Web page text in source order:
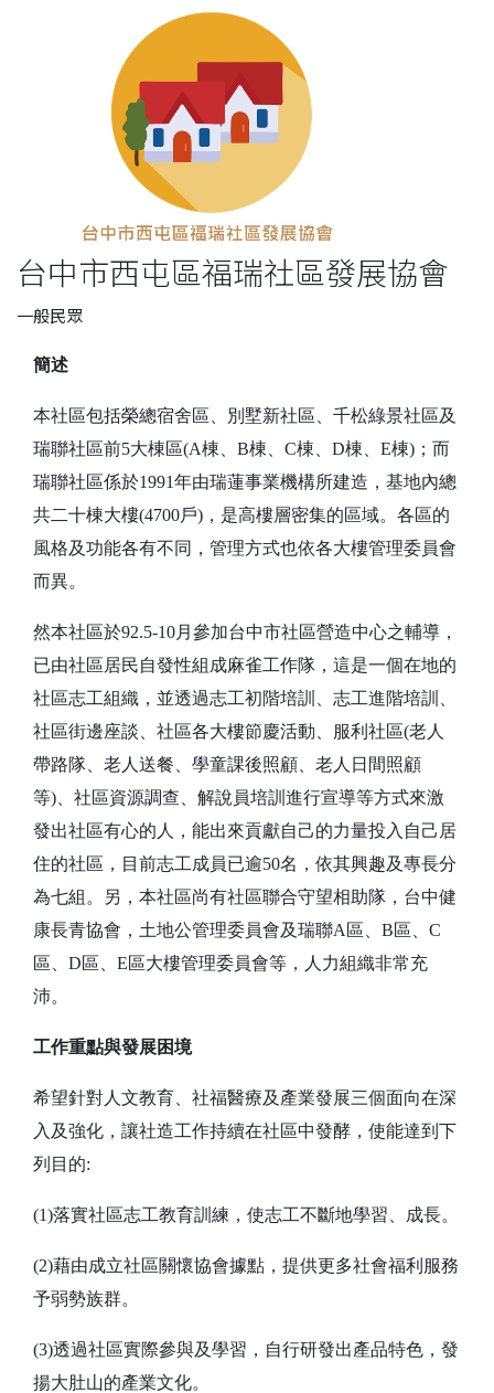
台中市西屯區福瑞社區發展協會
一般民眾
簡述
本社區包括榮總宿舍區、別墅新社區、千松綠景社區及
瑞聯社區前5大棟區(A棟、B棟、C棟、D棟、E棟)；而
瑞聯社區係於1991年由瑞蓮事業機構所建造，基地內總
共二十棟大樓(4700戶)，是高樓層密集的區域。各區的
風格及功能各有不同，管理方式也依各大樓管理委員會
而異。
然本社區於92.5-10月參加台中市社區營造中心之輔導，
已由社區居民自發性組成麻雀工作隊，這是一個在地的
社區志工組織，並透過志工初階培訓、志工進階培訓、
社區街邊座談、社區各大樓節慶活動、服利社區(老人
帶路隊、老人送餐、學童課後照顧、老人日間照顧
等)、社區資源調查、解說員培訓進行宣導等方式來激
發出社區有心的人，能出來貢獻自己的力量投入自己居
住的社區，目前志工成員已逾50名，依其興趣及專長分
為七組。另，本社區尚有社區聯合守望相助隊，台中健
康長青協會，土地公管理委員會及瑞聯A區、B區、C
區、D區、E區大樓管理委員會等，人力組織非常充
沛。
工作重點與發展困境
希望針對人文教育、社福醫療及產業發展三個面向在深
入及強化，讓社造工作持續在社區中發酵，使能達到下
列目的:
(1)落實社區志工教育訓練，使志工不斷地學習、成長。
(2)藉由成立社區關懷協會據點，提供更多社會福利服務
予弱勢族群。
(3)透過社區實際參與及學習，自行研發出產品特色，發
揚大肚山的產業文化。